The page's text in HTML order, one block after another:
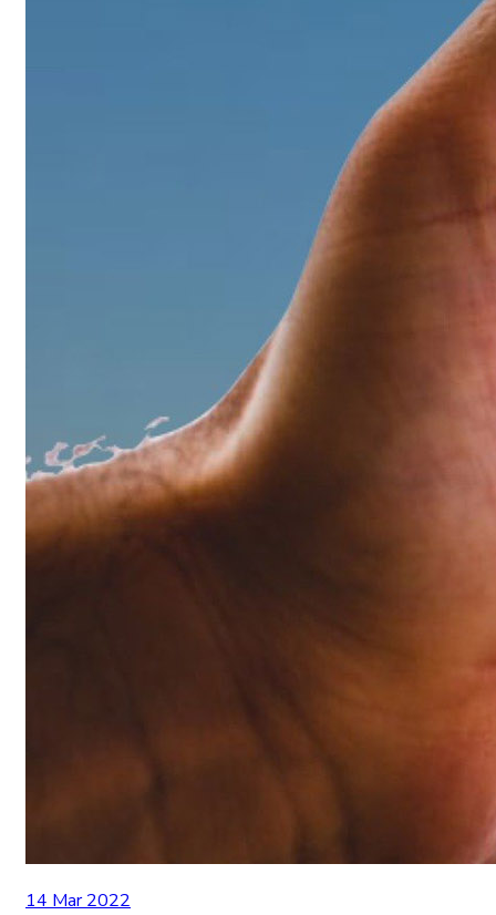
14 Mar 2022